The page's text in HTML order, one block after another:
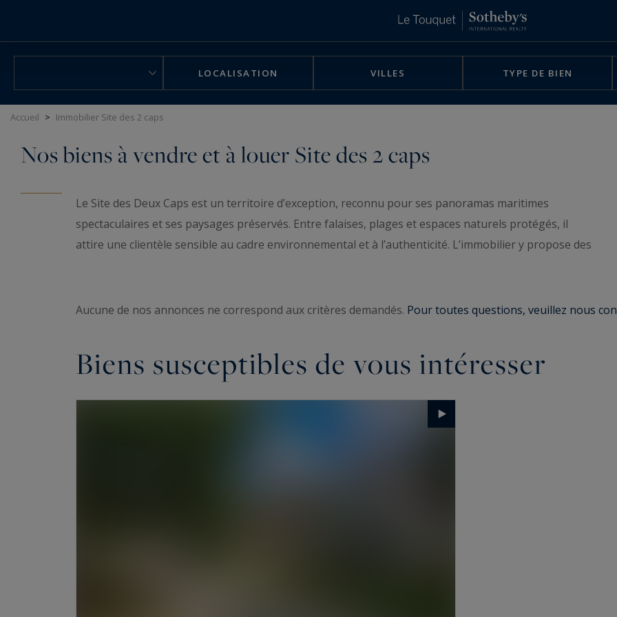
LOCALISATION VILLES TYPE DE BIEN
Accueil > Immobilier Site des 2 caps
Nos biens à vendre et à louer Site des 2 caps
Le Site des Deux Caps est un territoire d’exception, reconnu pour ses panoramas maritimes
spectaculaires et ses paysages préservés. Entre falaises, plages et espaces naturels protégés, il
attire une clientèle sensible au cadre environnemental et à l’authenticité. L’immobilier y propose des
Aucune de nos annonces ne correspond aux critères demandés. Pour toutes questions, veuillez nous
Biens susceptibles de vous intéresser